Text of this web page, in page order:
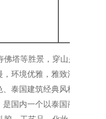
塔等胜景，穿山是桂林
环境优雅，雅致清
泰国建筑经典风格，被
国内一个以泰国商品为